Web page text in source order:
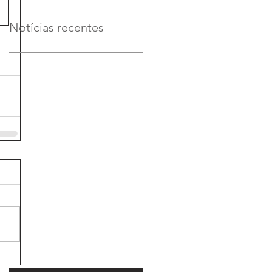
Notícias recentes